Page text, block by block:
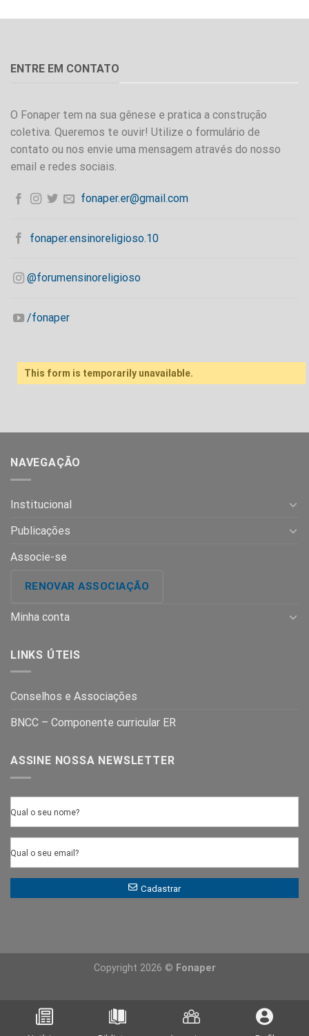
ENTRE EM CONTATO
O Fonaper tem na sua gênese e pratica a construção
coletiva. Queremos te ouvir! Utilize o formulário de
contato ou nos envie uma mensagem através do nosso
email e redes sociais.
fonaper.er@gmail.com
fonaper.ensinoreligioso.10
@forumensinoreligioso
/fonaper
This form is temporarily unavailable.
NAVEGAÇÃO
Institucional
Publicações
Associe-se
RENOVAR ASSOCIAÇÃO
Minha conta
LINKS ÚTEIS
Conselhos e Associações
BNCC – Componente curricular ER
ASSINE NOSSA NEWSLETTER
Qual o seu nome?
Qual o seu email?
Cadastrar
Copyright 2026 © Fonaper